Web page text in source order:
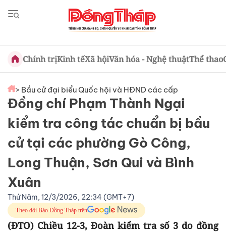
Chính trịKinh tếXã hộiVăn hóa - Nghệ thuậtThể thao
> Bầu cử đại biểu Quốc hội và HĐND các cấp
Đồng chí Phạm Thành Ngại
kiểm tra công tác chuẩn bị bầu
cử tại các phường Gò Công,
Long Thuận, Sơn Qui và Bình
Xuân
Thứ Năm, 12/3/2026, 22:34 (GMT+7)
Theo dõi Báo Đồng Tháp trên
(ĐTO) Chiều 12-3, Đoàn kiểm tra số 3 do đồng